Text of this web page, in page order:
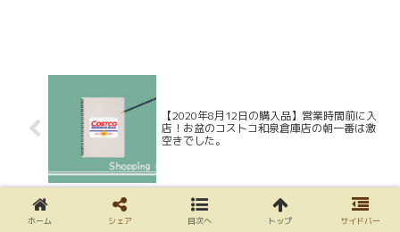
【2020年8月12日の購入品】営業時間前に入
店！お盆のコストコ和泉倉庫店の朝一番は激
空きでした。
ホーム シェア 目次へ トップ サイドバー